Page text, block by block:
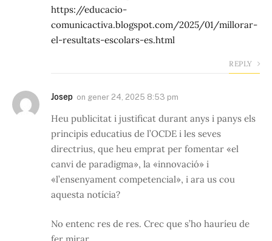
https://educacio-
comunicactiva.blogspot.com/2025/01/millorar-
el-resultats-escolars-es.html
REPLY
Josep on gener 24, 2025 8:53 pm
Heu publicitat i justificat durant anys i panys els
principis educatius de l’OCDE i les seves
directrius, que heu emprat per fomentar «el
canvi de paradigma», la «innovació» i
«l’ensenyament competencial», i ara us cou
aquesta notícia?
No entenc res de res. Crec que s’ho hauríeu de